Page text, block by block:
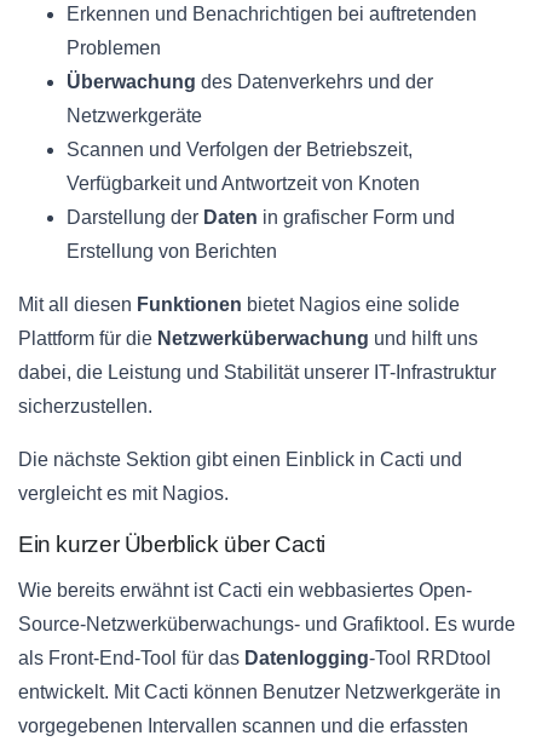
Erkennen und Benachrichtigen bei auftretenden
Problemen
Überwachung des Datenverkehrs und der
Netzwerkgeräte
Scannen und Verfolgen der Betriebszeit,
Verfügbarkeit und Antwortzeit von Knoten
Darstellung der Daten in grafischer Form und
Erstellung von Berichten
Mit all diesen Funktionen bietet Nagios eine solide
Plattform für die Netzwerküberwachung und hilft uns
dabei, die Leistung und Stabilität unserer IT-Infrastruktur
sicherzustellen.
Die nächste Sektion gibt einen Einblick in Cacti und
vergleicht es mit Nagios.
Ein kurzer Überblick über Cacti
Wie bereits erwähnt ist Cacti ein webbasiertes Open-
Source-Netzwerküberwachungs- und Grafiktool. Es wurde
als Front-End-Tool für das Datenlogging-Tool RRDtool
entwickelt. Mit Cacti können Benutzer Netzwerkgeräte in
vorgegebenen Intervallen scannen und die erfassten